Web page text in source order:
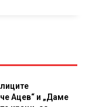
Ацев“ и „Даме